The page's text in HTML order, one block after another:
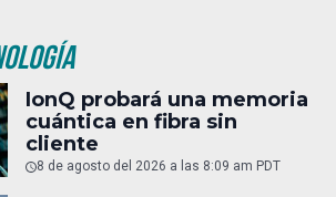
IonQ probará una memoria
cuántica en fibra sin
cliente
8 de agosto del 2026 a las 8:09 am PDT